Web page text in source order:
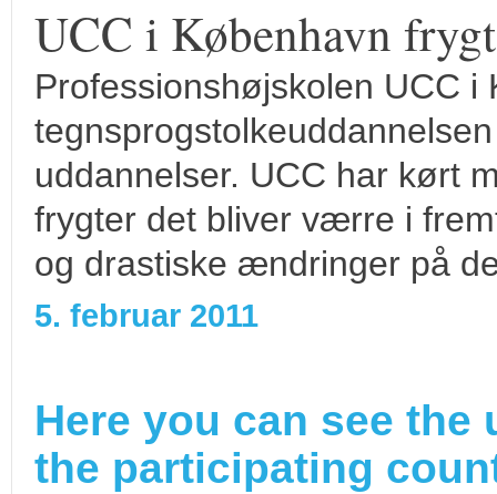
UCC i København
Professionshøjskolen UCC i
uddannelser. UCC har kørt
frygter det bliver værre i
og drastiske ændringer på
5. februar 2011
Here you can see
the participating